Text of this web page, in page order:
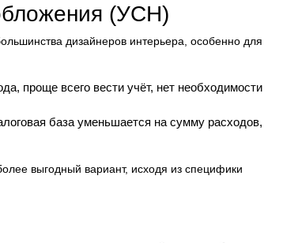
(УСН)
дизайнеров интерьера, особенно для
проще всего вести учёт, нет необходимости
база уменьшается на сумму расходов,
выгодный вариант, исходя из специфики